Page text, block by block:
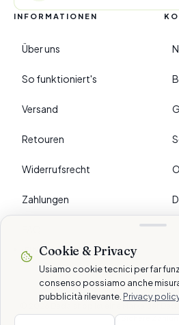
INFORMATIONEN
Über uns
So funktioniert's
Versand
Retouren
Widerrufsrecht
Zahlungen
›EINSTELLUNGEN
Sichere
Cookie & Privacy
Usiamo cookie tecnici per far
consenso possiamo anche
pubblicità rilevante. Privacy